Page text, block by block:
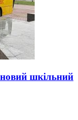
шкільний